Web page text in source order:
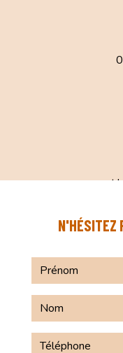
N'HÉSITEZ